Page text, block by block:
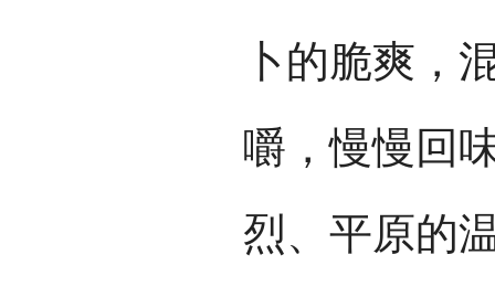
卜的脆爽，
嚼，慢慢回
烈、平原的